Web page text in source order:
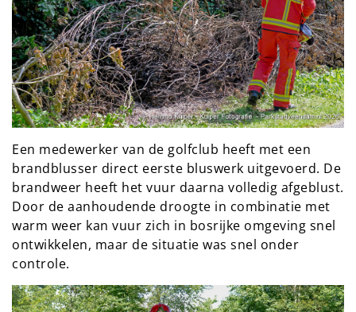
Een medewerker van de golfclub heeft met een
brandblusser direct eerste bluswerk uitgevoerd. De
brandweer heeft het vuur daarna volledig afgeblust.
Door de aanhoudende droogte in combinatie met
warm weer kan vuur zich in bosrijke omgeving snel
ontwikkelen, maar de situatie was snel onder
controle.